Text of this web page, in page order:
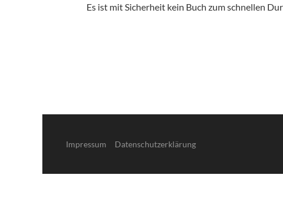
Es ist mit Sicherheit kein Buch zum schnellen
Impressum Datenschutzerklärung